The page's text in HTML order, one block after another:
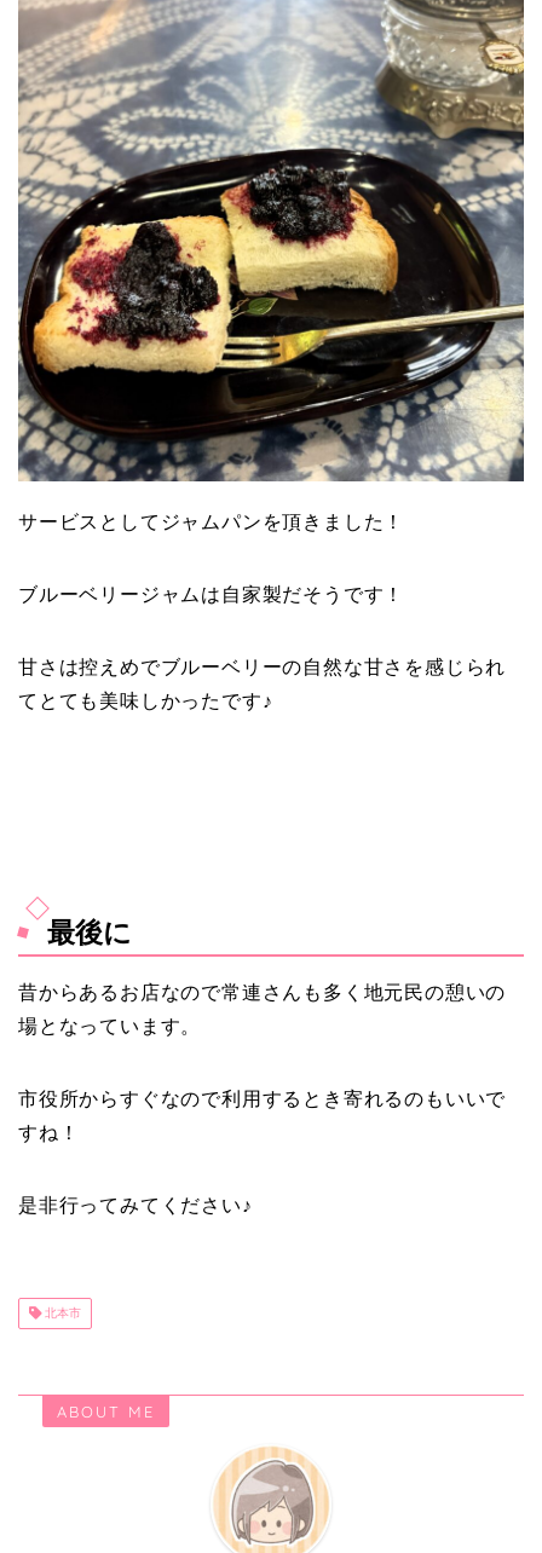
サービスとしてジャムパンを頂きました！
ブルーベリージャムは自家製だそうです！
甘さは控えめでブルーベリーの自然な甘さを感じられ
てとても美味しかったです♪
最後に
昔からあるお店なので常連さんも多く地元民の憩いの
場となっています。
市役所からすぐなので利用するとき寄れるのもいいで
すね！
是非行ってみてください♪
北本市
ABOUT ME